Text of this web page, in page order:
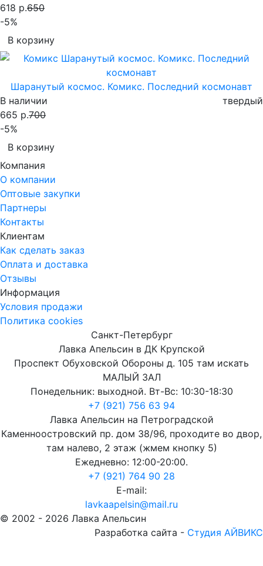
618 р.650
-5%
В корзину
Шаранутый космос. Комикс. Последний космонавт
В наличии
твердый
665 р.700
-5%
В корзину
Компания
О компании
Оптовые закупки
Партнеры
Контакты
Клиентам
Как сделать заказ
Оплата и доставка
Отзывы
Информация
Условия продажи
Политика cookies
Санкт-Петербург
Лавка Апельсин в ДК Крупской
Проспект Обуховской Обороны д. 105 там искать
МАЛЫЙ ЗАЛ
Понедельник: выходной. Вт-Вс: 10:30-18:30
+7 (921) 756 63 94
Лавка Апельсин на Петроградской
Каменноостровский пр. дом 38/96, проходите во двор,
там налево, 2 этаж (жмем кнопку 5)
Ежедневно: 12:00-20:00.
+7 (921) 764 90 28
E-mail:
lavkaapelsin@mail.ru
© 2002 - 2026 Лавка Апельсин
Разработка сайта - Студия АЙВИКС